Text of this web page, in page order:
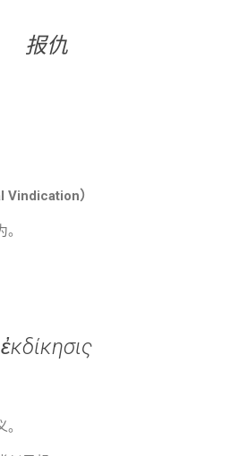
报仇
Vindication）
ἐκδίκησις